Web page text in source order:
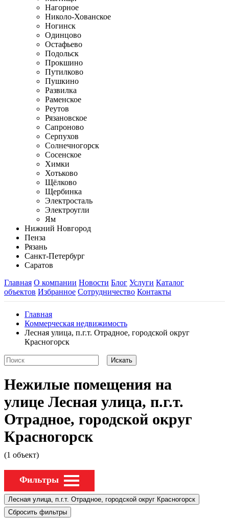
Нагорное
Николо-Хованское
Ногинск
Одинцово
Остафьево
Подольск
Прокшино
Путилково
Пушкино
Развилка
Раменское
Реутов
Рязановское
Сапроново
Серпухов
Солнечногорск
Сосенское
Химки
Хотьково
Щёлково
Щербинка
Электросталь
Электроугли
Ям
Нижний Новгород
Пенза
Рязань
Санкт-Петербург
Саратов
Главная О компании Новости Блог Услуги Каталог
объектов Избранное Сотрудничество Контакты
Главная
Коммерческая недвижимость
Лесная улица, п.г.т. Отрадное, городской округ
Красногорск
Нежилые помещения на
улице Лесная улица, п.г.т.
Отрадное, городской округ
Красногорск
(1 объект)
Фильтры